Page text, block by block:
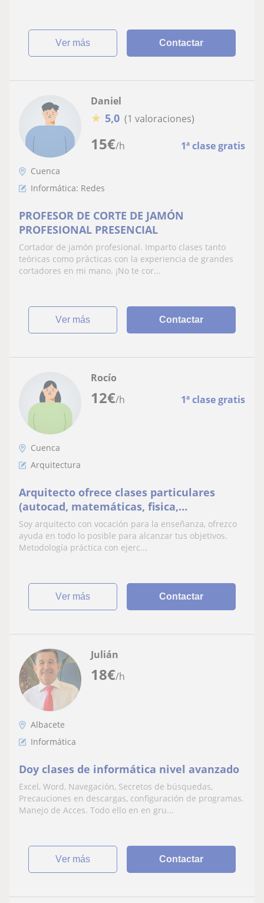
ver más Contactar
15€/h 1ª clase gratis
Daniel
★ 5,0 (1 valoraciones)
Cuenca
Informática: Redes
PROFESOR DE CORTE DE JAMÓN
PROFESIONAL PRESENCIAL
Cortador de jamón profesional. Imparto clases tanto
teóricas como prácticas con la experiencia de grandes
cortadores en mi mano. ¡No te cor...
ver más Contactar
12€/h 1ª clase gratis
Rocío
Cuenca
Arquitectura
Arquitecto ofrece clases particulares
(autocad, matemáticas, fisica,
materiales...)
Soy arquitecto con vocación para la enseñanza, ofrezco
ayuda en todo lo posible para alcanzar tus objetivos.
Metodología práctica con ejerc...
ver más Contactar
18€/h
Julián
Albacete
Informática
Doy clases de informática nivel avanzado
Excel, Word, Navegación, Secretos de búsquedas,
Precauciones en descargas, configuración de programas.
Manejo de Acces. Todo ello en en gru...
ver más Contactar